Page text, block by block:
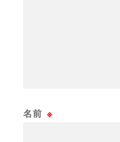
名前 ※